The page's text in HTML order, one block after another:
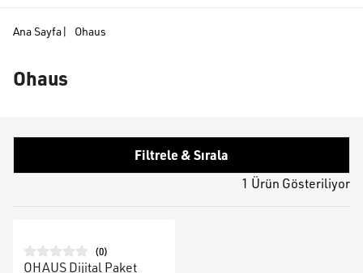
Ana Sayfa| Ohaus
Ohaus
Filtrele & Sırala
1 Ürün Gösteriliyor
(0)
OHAUS Dijital Paket